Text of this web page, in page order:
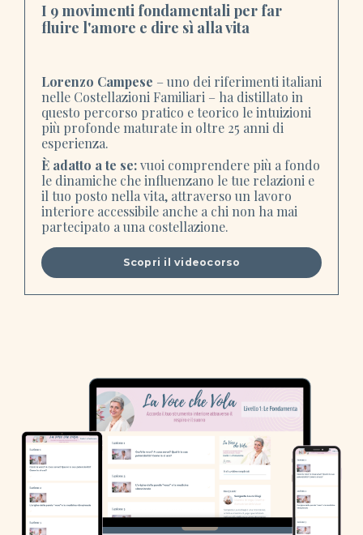
I 9 movimenti fondamentali per far
fluire l'amore e dire sì alla vita
Lorenzo Campese – uno dei riferimenti italiani
nelle Costellazioni Familiari – ha distillato in
questo percorso pratico e teorico le intuizioni
più profonde maturate in oltre 25 anni di
esperienza.
È adatto a te se:vuoi comprendere più a fondo
le dinamiche che influenzano le tue relazioni e
il tuo posto nella vita, attraverso un lavoro
interiore accessibile anche a chi non ha mai
partecipato a una costellazione.
Scopri il videocorso